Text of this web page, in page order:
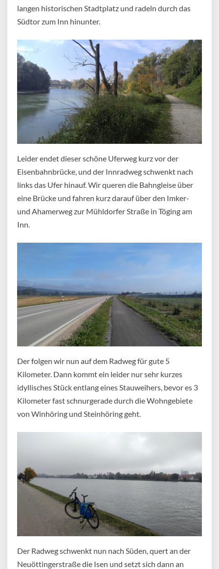
langen historischen Stadtplatz und radeln durch das
Südtor zum Inn hinunter.
Leider endet dieser schöne Uferweg kurz vor der
Eisenbahnbrücke, und der Innradweg schwenkt nach
links das Ufer hinauf. Wir queren die Bahngleise über
eine Brücke und fahren kurz darauf über den Imker-
und Ahamerweg zur Mühldorfer Straße in Töging am
Inn.
Der folgen wir nun auf dem Radweg für gute 5
Kilometer. Dann kommt ein leider nur sehr kurzes
idyllisches Stück entlang eines Stauweihers, bevor es 3
Kilometer fast schnurgerade durch die Wohngebiete
von Winhöring und Steinhöring geht.
Der Radweg schwenkt nun nach Süden, quert an der
Neuöttingerstraße die Isen und setzt sich dann an